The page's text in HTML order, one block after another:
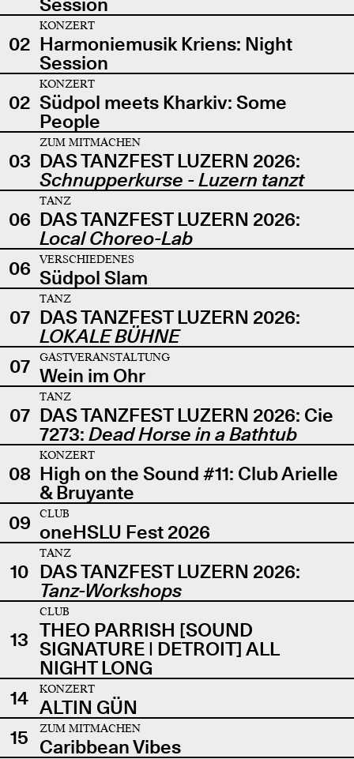
02
KONZERT
Harmoniemusik Kriens: Night
Session
02
KONZERT
Südpol meets Kharkiv: Some
People
03
ZUM MITMACHEN
DAS TANZFEST LUZERN 2026:
Schnupperkurse - Luzern tanzt
06
TANZ
DAS TANZFEST LUZERN 2026:
Local Choreo-Lab
06
VERSCHIEDENES
Südpol Slam
07
TANZ
DAS TANZFEST LUZERN 2026:
LOKALE BÜHNE
07
GASTVERANSTALTUNG
Wein im Ohr
07
TANZ
DAS TANZFEST LUZERN 2026: Cie
7273: Dead Horse in a Bathtub
08
KONZERT
High on the Sound #11: Club Arielle
& Bruyante
09
CLUB
oneHSLU Fest 2026
10
TANZ
DAS TANZFEST LUZERN 2026:
Tanz-Workshops
13
CLUB
THEO PARRISH [SOUND
SIGNATURE | DETROIT] ALL
NIGHT LONG
14
KONZERT
ALTIN GÜN
15
ZUM MITMACHEN
Caribbean Vibes